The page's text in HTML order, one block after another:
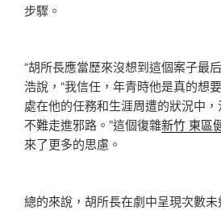
步驟。
“胡所長應當歷來沒想到這個案子最
浩說，“我信任，年青時他是真的想
處在他的任務和生涯周遭的狀況中
不難走進邪路。”這個復雜新竹 東區
來了更多的思慮。
總的來說，胡所長在劇中呈現次數